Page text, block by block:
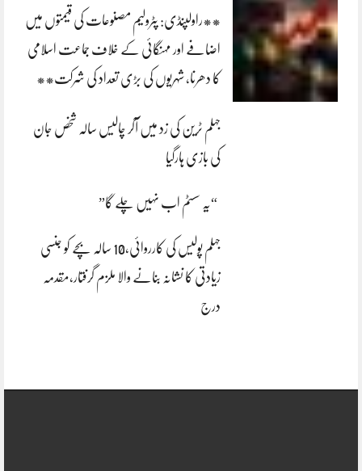
**راولپنڈی: پٹرولیم مصنوعات کی قیمتوں میں
اضافے اور مہنگائی کے خلاف جماعت اسلامی
کا دھرنا، شہریوں کی بڑی تعداد کی شرکت**
جہلم ٹرین کی زد میں آکر چالیس سالہ شخص جان
کی بازی ہارگیا
“یہ سسٹم اب نہیں چلے گا”
جہلم پولیس کی کارروائی،10 سالہ بچے کو جنسی
زیادتی کا نشانہ بنانے والا ملزم گرفتار،مقدمہ
درج